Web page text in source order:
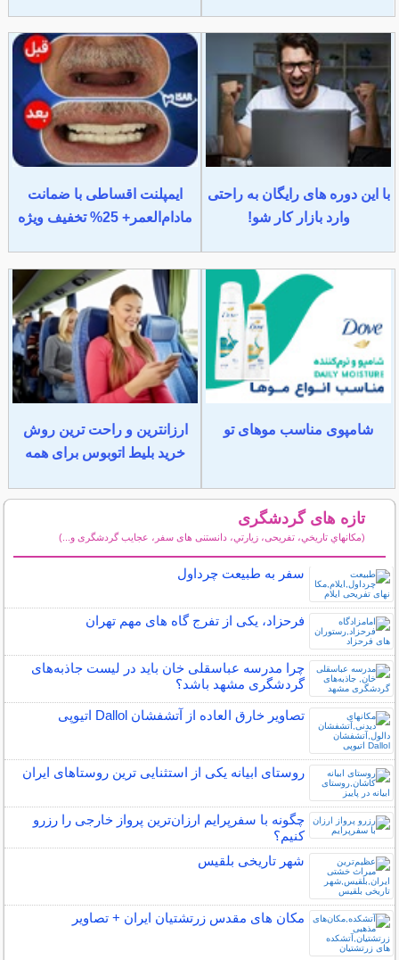
با این دوره های رایگان به راحتی
وارد بازار کار شو!
ایمپلنت اقساطی با ضمانت
مادام‌العمر+ 25% تخفیف ویژه
شامپوی مناسب موهای تو
ارزانترین و راحت ترین روش
خرید بلیط اتوبوس برای همه
تازه های گردشگری
(مكانهاي تاريخي، تفریحی، زيارتي، دانستنی های سفر، عجایب گردشگری و...)
سفر به طبیعت چرداول
فرحزاد، یکی از تفرج گاه های مهم تهران
چرا مدرسه عباسقلی خان باید در لیست جاذبه‌های
گردشگری مشهد باشد؟
تصاویر خارق العاده از آتشفشان Dallol اتیوپی
روستای ابیانه یکی از استثنایی ‏ترین روستاهای ایران
چگونه با سفرپرایم ارزان‌ترین پرواز خارجی را رزرو
کنیم؟
شهر تاریخی بلقیس
مکان‌ های مقدس زرتشتیان ایران + تصاویر